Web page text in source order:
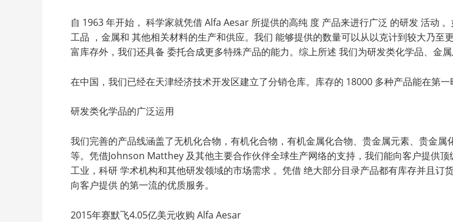
自 1963 年开始， 科学家就凭借 Alfa Aesar 所提供的高纯 度 产品来进行广泛 的研发 活动
工品 ，金属和 其他相关材料的生产和供应。我们 能够提供的数量可以从以克计到较大乃
富库存外，我们还具备 委托合成更多特殊产品的能力。综上所述 我们为研发类化学品、金
在中国，我们已经在天津经济技术开发区建立了分销仓库。库存的 18000 多种产品能在第一
研发类化学品的广泛运用
我们完善的产品线涵盖了无机化合物，有机化合物，有机金属化合物、贵金属元素、贵金
等。凭借Johnson Matthey 及其他主要合作伙伴全球生产网络的支持，我们能向客户提供
工业，科研 学术机构和其他研发领域的市场需求 。凭借 绝大部分目录产品都有库存并且
向客户提供 的第一流的优质服务。
2015年赛默飞4.05亿美元收购 Alfa Aesar